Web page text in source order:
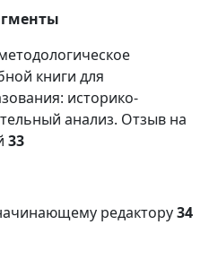
книги для
историко-
анализ. Отзыв на
33
редактору34